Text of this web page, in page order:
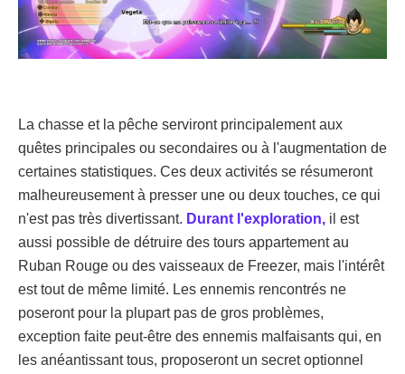
La chasse et la pêche serviront principalement aux
quêtes principales ou secondaires ou à l'augmentation de
certaines statistiques. Ces deux activités se résumeront
malheureusement à presser une ou deux touches, ce qui
n'est pas très divertissant. Durant l'exploration, il est
aussi possible de détruire des tours appartement au
Ruban Rouge ou des vaisseaux de Freezer, mais l'intérêt
est tout de même limité. Les ennemis rencontrés ne
poseront pour la plupart pas de gros problèmes,
exception faite peut-être des ennemis malfaisants qui, en
les anéantissant tous, proposeront un secret optionnel